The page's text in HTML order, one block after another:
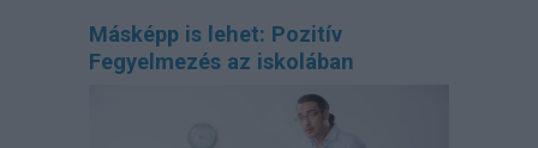
Másképp is lehet: Pozitív
Fegyelmezés az iskolában